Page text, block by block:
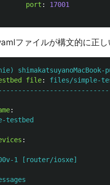
port : 17001
ファイルが構文的に正し
file:
files/simple-
:
testbed
:
1 [router/iosxe]